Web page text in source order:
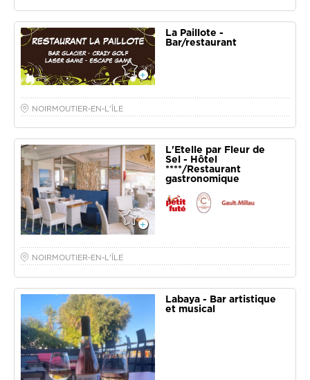
La Paillote -
Bar/restaurant
NOIRMOUTIER-EN-L'ÎLE
L'Etelle par Fleur de
Sel - Hôtel
****/Restaurant
gastronomique
NOIRMOUTIER-EN-L'ÎLE
Labaya - Bar artistique
et musical